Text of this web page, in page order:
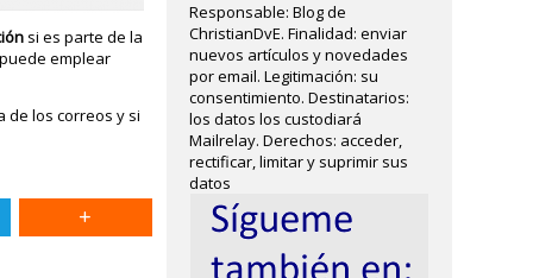
si es parte de la
emplear
de los correos y si
Responsable: Blog de
ChristianDvE. Finalidad: enviar
nuevos artículos y novedades
por email. Legitimación: su
consentimiento. Destinatarios:
los datos los custodiará
Mailrelay. Derechos: acceder,
rectificar, limitar y suprimir sus
datos